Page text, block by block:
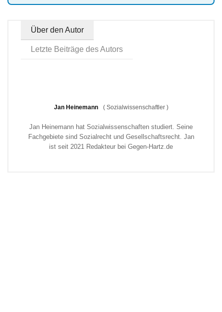
Über den Autor
Letzte Beiträge des Autors
Jan Heinemann (Sozialwissenschaftler )
Jan Heinemann hat Sozialwissenschaften studiert. Seine
Fachgebiete sind Sozialrecht und Gesellschaftsrecht. Jan
ist seit 2021 Redakteur bei Gegen-Hartz.de